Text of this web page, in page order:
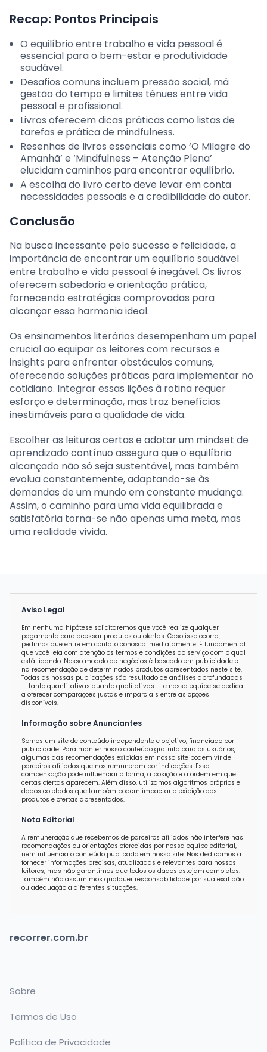
Recap: Pontos Principais
O equilíbrio entre trabalho e vida pessoal é
essencial para o bem-estar e produtividade
saudável.
Desafios comuns incluem pressão social, má
gestão do tempo e limites tênues entre vida
pessoal e profissional.
Livros oferecem dicas práticas como listas de
tarefas e prática de mindfulness.
Resenhas de livros essenciais como ‘O Milagre do
Amanhã’ e ‘Mindfulness – Atenção Plena’
elucidam caminhos para encontrar equilíbrio.
A escolha do livro certo deve levar em conta
necessidades pessoais e a credibilidade do autor.
Conclusão
Na busca incessante pelo sucesso e felicidade, a
importância de encontrar um equilíbrio saudável
entre trabalho e vida pessoal é inegável. Os livros
oferecem sabedoria e orientação prática,
fornecendo estratégias comprovadas para
alcançar essa harmonia ideal.
Os ensinamentos literários desempenham um papel
crucial ao equipar os leitores com recursos e
insights para enfrentar obstáculos comuns,
oferecendo soluções práticas para implementar no
cotidiano. Integrar essas lições à rotina requer
esforço e determinação, mas traz benefícios
inestimáveis para a qualidade de vida.
Escolher as leituras certas e adotar um mindset de
aprendizado contínuo assegura que o equilíbrio
alcançado não só seja sustentável, mas também
evolua constantemente, adaptando-se às
demandas de um mundo em constante mudança.
Assim, o caminho para uma vida equilibrada e
satisfatória torna-se não apenas uma meta, mas
uma realidade vivida.
Aviso Legal
Em nenhuma hipótese solicitaremos que você realize qualquer
pagamento para acessar produtos ou ofertas. Caso isso ocorra,
pedimos que entre em contato conosco imediatamente. É fundamental
que você leia com atenção os termos e condições do serviço com o qual
está lidando. Nosso modelo de negócios é baseado em publicidade e
na recomendação de determinados produtos apresentados neste site.
Todas as nossas publicações são resultado de análises aprofundadas
— tanto quantitativas quanto qualitativas — e nossa equipe se dedica
a oferecer comparações justas e imparciais entre as opções
disponíveis.
Informação sobre Anunciantes
Somos um site de conteúdo independente e objetivo, financiado por
publicidade. Para manter nosso conteúdo gratuito para os usuários,
algumas das recomendações exibidas em nosso site podem vir de
parceiros afiliados que nos remuneram por indicações. Essa
compensação pode influenciar a forma, a posição e a ordem em que
certas ofertas aparecem. Além disso, utilizamos algoritmos próprios e
dados coletados que também podem impactar a exibição dos
produtos e ofertas apresentados.
Nota Editorial
A remuneração que recebemos de parceiros afiliados não interfere nas
recomendações ou orientações oferecidas por nossa equipe editorial,
nem influencia o conteúdo publicado em nosso site. Nos dedicamos a
fornecer informações precisas, atualizadas e relevantes para nossos
leitores, mas não garantimos que todos os dados estejam completos.
Também não assumimos qualquer responsabilidade por sua exatidão
ou adequação a diferentes situações.
recorrer.com.br
Sobre
Termos de Uso
Política de Privacidade